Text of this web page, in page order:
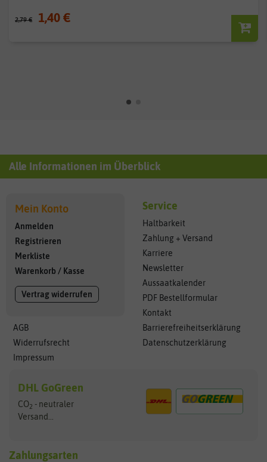
2,79 € 1,40 €
Alle Informationen im Überblick
Mein Konto
Anmelden
Registrieren
Merkliste
Warenkorb / Kasse
Vertrag widerrufen
AGB
Widerrufsrecht
Impressum
Service
Haltbarkeit
Zahlung + Versand
Karriere
Newsletter
Aussaatkalender
PDF Bestellformular
Kontakt
Barrierefreiheitserklärung
Datenschutzerklärung
DHL GoGreen
CO2 - neutraler
Versand...
Zahlungsarten